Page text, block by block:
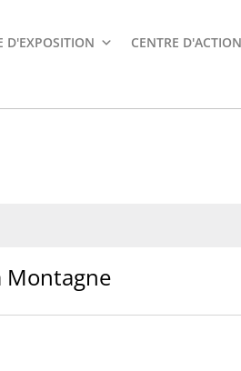
D'EXPOSITION CENTRE
Montagne